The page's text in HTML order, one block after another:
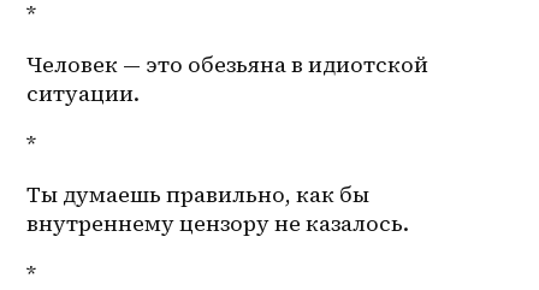
*
Человек — это обезьяна в идиотской
ситуации.
*
Ты думаешь правильно, как бы
внутреннему цензору не казалось.
*